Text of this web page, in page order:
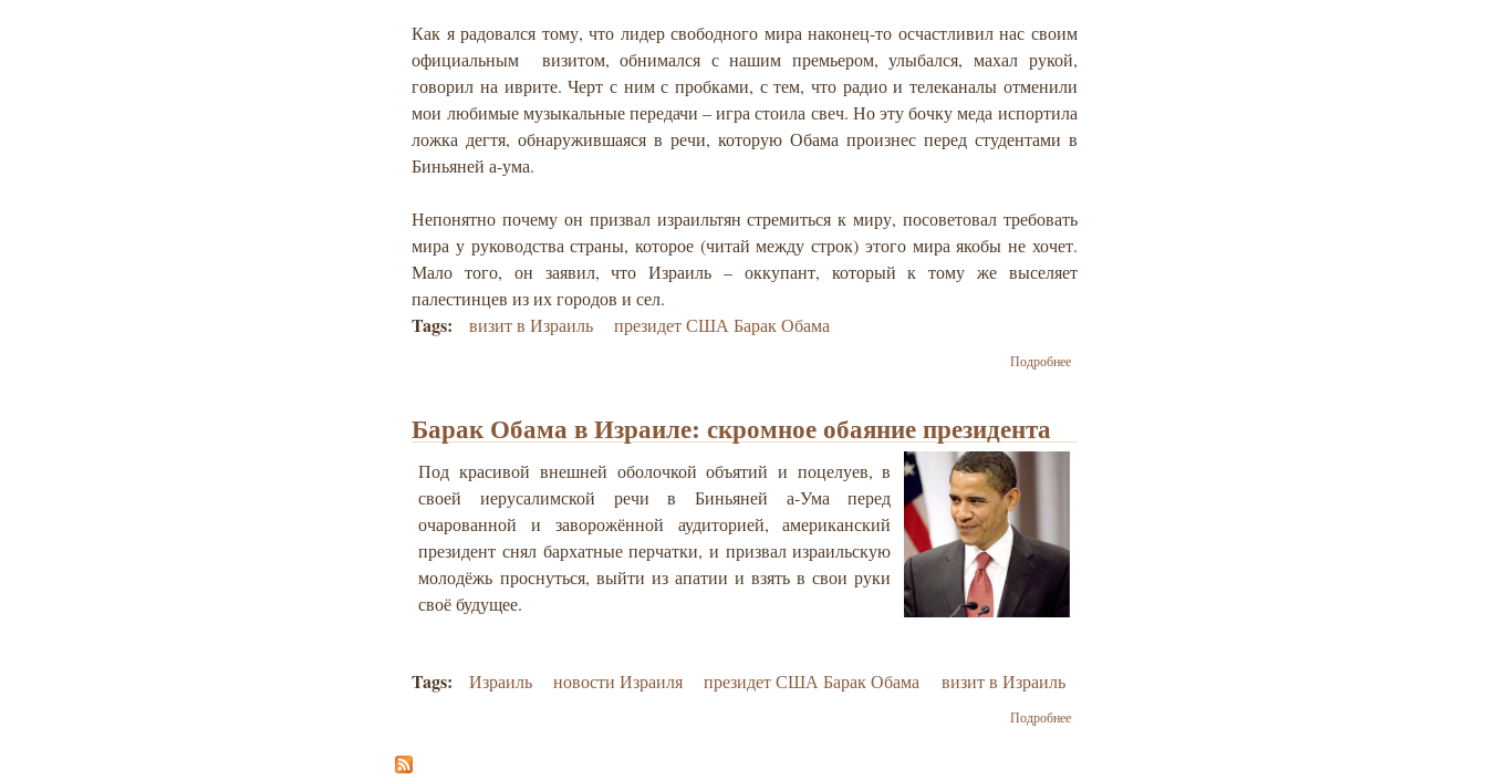
Обамы в
Израиль
Как я радовался тому, что лидер свободного мира наконец-то осчастливил нас своим
официальным визитом, обнимался с нашим премьером, улыбался, махал рукой,
говорил на иврите. Черт с ним с пробками, с тем, что радио и телеканалы отменили
мои любимые музыкальные передачи – игра стоила свеч. Но эту бочку меда испортила
ложка дегтя, обнаружившаяся в речи, которую Обама произнес перед студентами в
Биньяней а-ума.
Непонятно почему он призвал израильтян стремиться к миру, посоветовал требовать
мира у руководства страны, которое (читай между строк) этого мира якобы не хочет.
Мало того, он заявил, что Израиль – оккупант, который к тому же выселяет
палестинцев из их городов и сел.
Tags: визит в Израиль президет США Барак Обама
Подробнеео Обама
Барак Обама в Израиле: скромное обаяние президента
Под красивой внешней оболочкой объятий и поцелуев, в
своей иерусалимской речи в Биньяней а-Ума перед
очарованной и заворожённой аудиторией, американский
президент снял бархатные перчатки, и призвал израильскую
молодёжь проснуться, выйти из апатии и взять в свои руки
своё будущее.
Tags: Израиль новости Израиля президет США Барак Обама визит в Израиль
Подробнеео Барак